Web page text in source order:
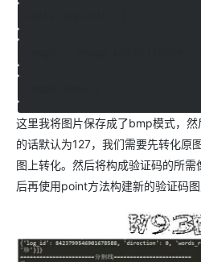
这里我将图片保存成了bmp模式，
的话默认为127，我们需要先转化原
图上转化。然后将构成验证码的所
后再使用point方法构建新的验证码图